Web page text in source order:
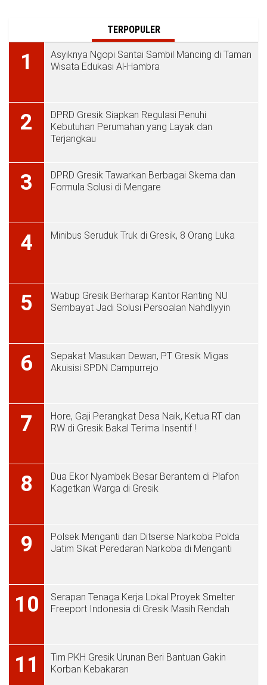
TERPOPULER
1
Asyiknya Ngopi Santai Sambil Mancing di Taman
Wisata Edukasi Al-Hambra
2
DPRD Gresik Siapkan Regulasi Penuhi
Kebutuhan Perumahan yang Layak dan
Terjangkau
3
DPRD Gresik Tawarkan Berbagai Skema dan
Formula Solusi di Mengare
4 Minibus Seruduk Truk di Gresik, 8 Orang Luka
5
Wabup Gresik Berharap Kantor Ranting NU
Sembayat Jadi Solusi Persoalan Nahdliyyin
6
Sepakat Masukan Dewan, PT Gresik Migas
Akuisisi SPDN Campurrejo
7
Hore, Gaji Perangkat Desa Naik, Ketua RT dan
RW di Gresik Bakal Terima Insentif !
8
Dua Ekor Nyambek Besar Berantem di Plafon
Kagetkan Warga di Gresik
9
Polsek Menganti dan Ditserse Narkoba Polda
Jatim Sikat Peredaran Narkoba di Menganti
10
Serapan Tenaga Kerja Lokal Proyek Smelter
Freeport Indonesia di Gresik Masih Rendah
11
Tim PKH Gresik Urunan Beri Bantuan Gakin
Korban Kebakaran